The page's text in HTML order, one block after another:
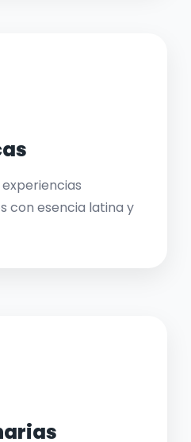
con esencia latina y